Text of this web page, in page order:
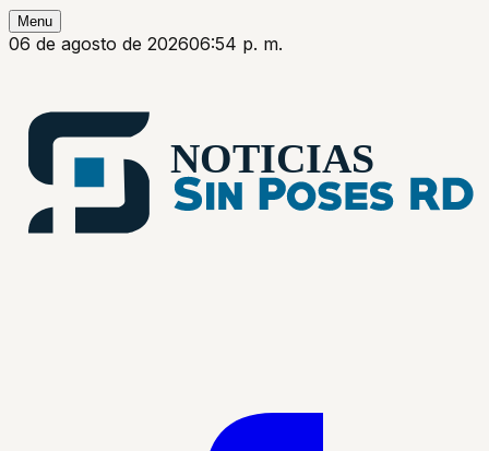
Menu
06 de agosto de 202606:54 p. m.